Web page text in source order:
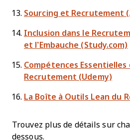
Sourcing et Recrutement
Inclusion dans le
et l’Embauche (Study.com)
Compétences Essentielles
Recrutement (Udemy)
La Boîte à Outils Lean du
Trouvez plus de détails sur
dessous.